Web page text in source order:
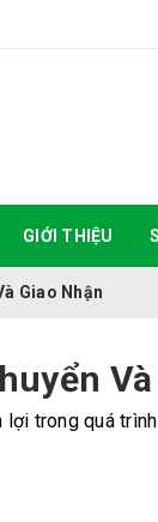
GIỚI THIỆU
Giao Nhận
trong quá